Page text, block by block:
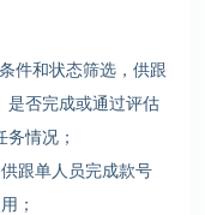
件和状态筛选，供跟
是否完成或通过评估
情况；
跟单人员完成款号
；